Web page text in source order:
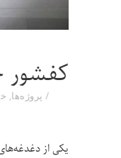
کفشور
پروژه‌ها,
یکی از